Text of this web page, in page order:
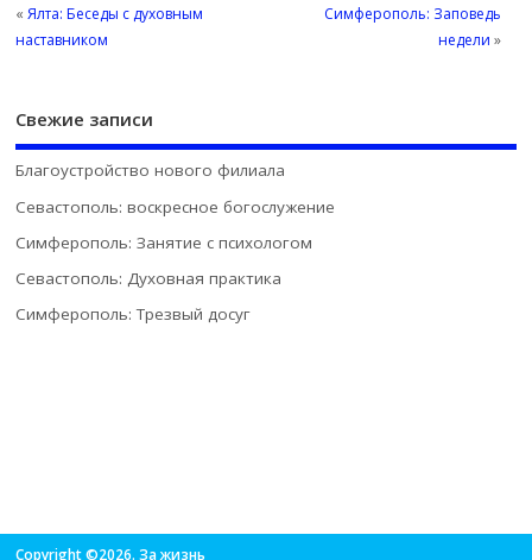
«Ялта: Беседы с духовным
наставником
Симферополь: Заповедь
недели »
Свежие записи
Благоустройство нового филиала
Севастополь: воскресное богослужение
Симферополь: Занятие с психологом
Севастополь: Духовная практика
Симферополь: Трезвый досуг
Copyright ©2026. За жизнь